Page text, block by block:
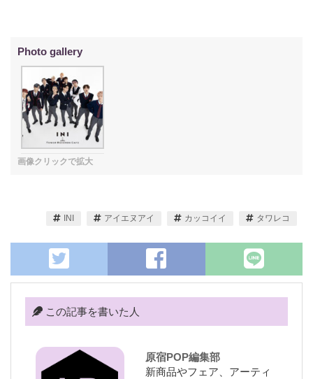
INI アイエヌアイ カッコイイ タワレコ
この記事を書いた人
原宿POP編集部
新商品やフェア、アーティ